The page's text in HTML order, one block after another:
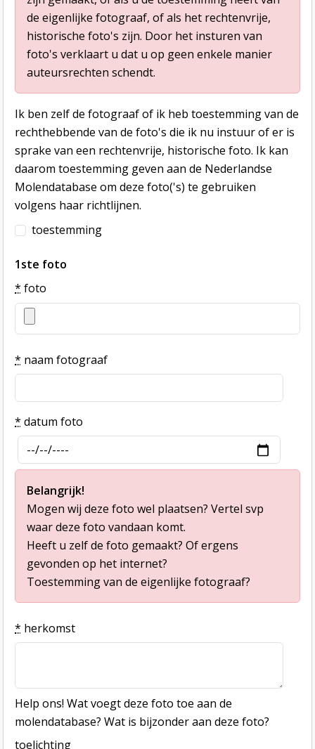
de eigenlijke fotograaf, of als het rechtenvrije,
historische foto's zijn. Door het insturen van
foto's verklaart u dat u op geen enkele manier
auteursrechten schendt.
Ik ben zelf de fotograaf of ik heb toestemming van de
rechthebbende van de foto's die ik nu instuur of er is
sprake van een rechtenvrije, historische foto. Ik kan
daarom toestemming geven aan de Nederlandse
Molendatabase om deze foto('s) te gebruiken
volgens haar richtlijnen.
toestemming
1ste foto
* foto
* naam fotograaf
* datum foto
Belangrijk!
Mogen wij deze foto wel plaatsen? Vertel svp
waar deze foto vandaan komt.
Heeft u zelf de foto gemaakt? Of ergens
gevonden op het internet?
Toestemming van de eigenlijke fotograaf?
* herkomst
Help ons! Wat voegt deze foto toe aan de
molendatabase? Wat is bijzonder aan deze foto?
toelichting